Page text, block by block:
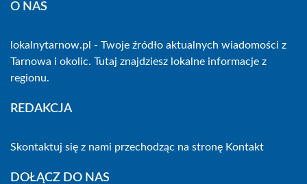
O NAS
lokalnytarnow.pl - Twoje źródło aktualnych wiadomości z
Tarnowa i okolic. Tutaj znajdziesz lokalne informacje z
regionu.
REDAKCJA
Skontaktuj się z nami przechodząc na stronę Kontakt
DOŁĄCZ DO NAS